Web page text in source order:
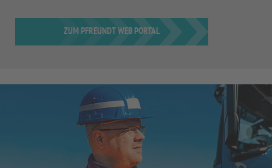
ZUM PFREUNDT WEB PORTAL